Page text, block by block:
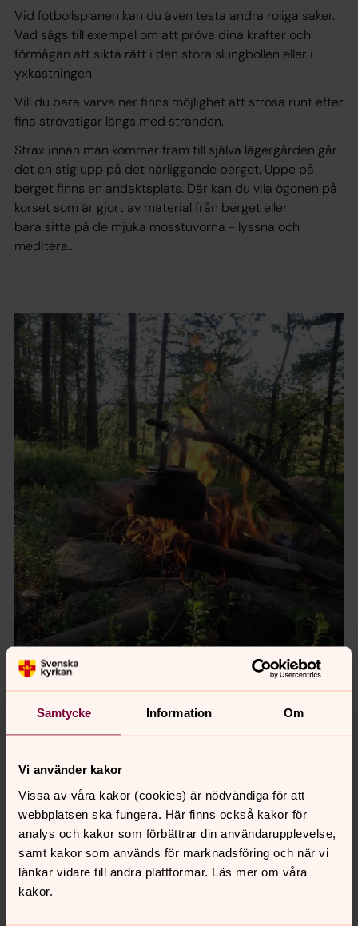
Samtycke Information Om
Vi använder kakor
Vissa av våra kakor (cookies) är nödvändiga för att
webbplatsen ska fungera. Här finns också kakor för
analys och kakor som förbättrar din användarupplevelse,
samt kakor som används för marknadsföring och när vi
länkar vidare till andra plattformar. Läs mer om våra
kakor.
Vid fotbollsplanen kan du även testa andra roliga saker.
Vad sägs till exempel om att pröva dina krafter och
förmågan att sikta rätt i den stora slungbollen eller i
yxkastningen
Vill du bara varva ner finns möjlighet att strosa runt efter
fina strövstigar längs med stranden.
Strax innan man kommer fram till själva lägergården går
det en stig upp på det närliggande berget. Uppe på
berget finns en andaktsplats. Där kan du vila ögonen på
korset som är gjort av material från berget eller
bara sitta på de mjuka mosstuvorna - lyssna och
meditera...